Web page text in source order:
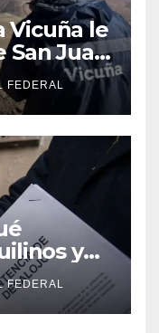
Vicuña le
San Juan
un
y no
FEDERAL
y
que
en la
FEDERAL